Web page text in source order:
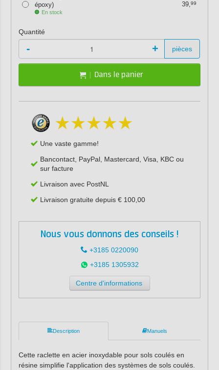
époxy)
En stock
39,99
Quantité
- + pièces
Dans le panier
Une vaste gamme!
Bancontact, PayPal, Mastercard, Visa, KBC ou
sur facture
Livraison avec PostNL
Livraison gratuite depuis € 100,00
Nous vous donnons des conseils !
+3185 0220090
+3185 1305932
Centre d'informations
Description Manuels
Cette raclette en acier inoxydable pour sols coulés en
résine simplifie l'application des systèmes de sols coulés.